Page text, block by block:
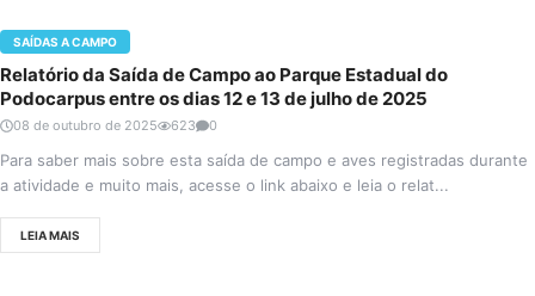
SAÍDAS A CAMPO
Relatório da Saída de Campo ao Parque Estadual do
Podocarpus entre os dias 12 e 13 de julho de 2025
08 de outubro de 2025 623 0
Para saber mais sobre esta saída de campo e aves registradas durante
a atividade e muito mais, acesse o link abaixo e leia o relat...
LEIA MAIS